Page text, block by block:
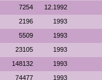
7254 12.1992
2196 1993
5509 1993
23105 1993
148132 1993
74477 1993